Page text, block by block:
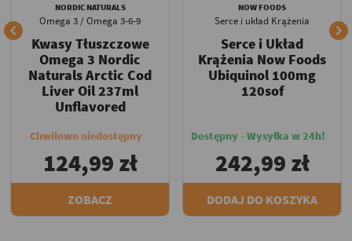

NORDIC NATURALS
Omega 3 / Omega 3-6-9
Kwasy Tłuszczowe
Omega 3 Nordic
Naturals Arctic Cod
Liver Oil 237ml
Unflavored
Chwilowo niedostępny
124,99 zł
ZOBACZ
NOW FOODS
Serce i układ Krążenia
Serce i Układ
Krążenia Now Foods
Ubiquinol 100mg
120sof
Dostępny - Wysyłka w 24h!
242,99 zł
DODAJ DO KOSZYKA
